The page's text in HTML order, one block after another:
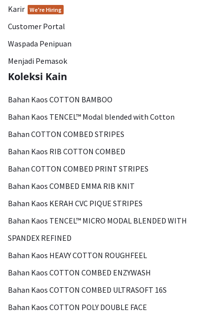
Karir
We're Hiring
Customer Portal
Waspada Penipuan
Menjadi Pemasok
Koleksi Kain
Bahan Kaos COTTON BAMBOO
Bahan Kaos TENCEL™ Modal blended with Cotton
Bahan COTTON COMBED STRIPES
Bahan Kaos RIB COTTON COMBED
Bahan COTTON COMBED PRINT STRIPES
Bahan Kaos COMBED EMMA RIB KNIT
Bahan Kaos KERAH CVC PIQUE STRIPES
Bahan Kaos TENCEL™ MICRO MODAL BLENDED WITH
SPANDEX REFINED
Bahan Kaos HEAVY COTTON ROUGHFEEL
Bahan Kaos COTTON COMBED ENZYWASH
Bahan Kaos COTTON COMBED ULTRASOFT 16S
Bahan Kaos COTTON POLY DOUBLE FACE